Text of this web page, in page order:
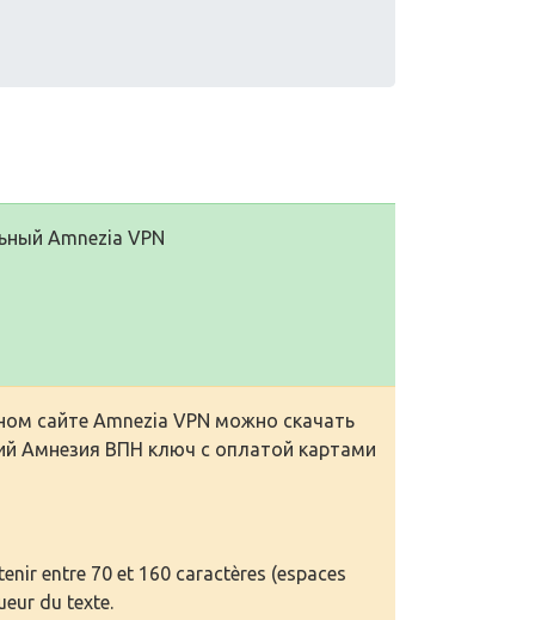
Amnezia VPN
сайте Amnezia VPN можно скачать
Амнезия ВПН ключ с оплатой картами
entre 70 et 160 caractères (espaces
du texte.